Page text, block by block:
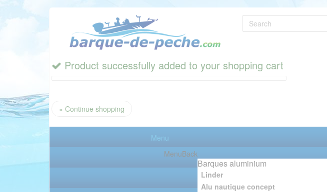
Product successfully added to your shopping cart
« Continue shopping
Menu
MenuBack
Barques aluminium
Linder
Alu nautique concept